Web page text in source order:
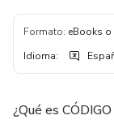
Formato: eBooks
Idioma:
¿Qué es